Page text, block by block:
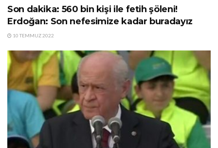
Son dakika: 560 bin kişi ile fetih şöleni!
Erdoğan: Son nefesimize kadar buradayız
10 TEMMUZ 2022